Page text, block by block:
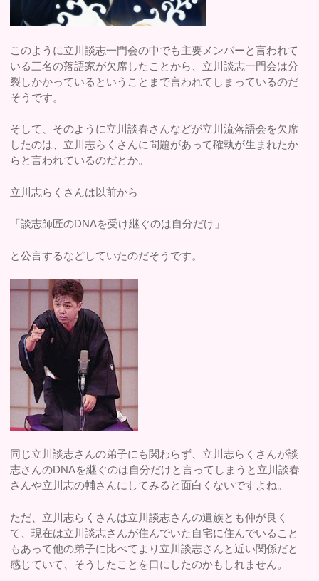
このように立川談志一門会の中でも主要メンバーと言われて
いる三名の落語家が欠席したことから、立川談志一門会は分
裂しかかっているということまで言われてしまっているのだ
そうです。
そして、そのように立川談春さんなどが立川流落語会を欠席
したのは、立川志らくさんに問題があって確執が生まれたか
らと言われているのだとか。
立川志らくさんは以前から
「談志師匠のDNAを受け継ぐのは自分だけ」
と公言するなどしていたのだそうです。
同じ立川談志さんの弟子にも関わらず、立川志らくさんが談
志さんのDNAを継ぐのは自分だけと言ってしまうと立川談春
さんや立川志の輔さんにしてみると面白くないですよね。
ただ、立川志らくさんは立川談志さんの遺族とも仲が良く
て、現在は立川談志さんが住んでいた自宅に住んでいること
もあって他の弟子に比べてより立川談志さんと近い関係だと
感じていて、そうしたことを口にしたのかもしれません。